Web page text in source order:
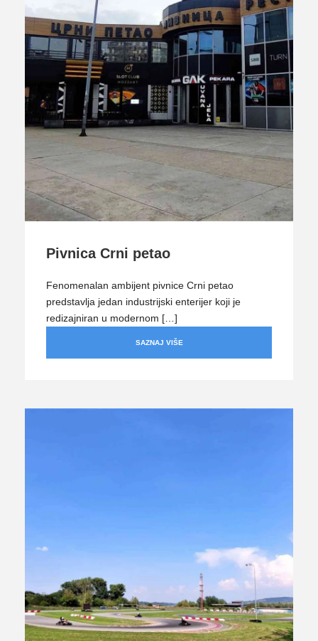
Pivnica Crni petao
Fenomenalan ambijent pivnice Crni petao
predstavlja jedan industrijski enterijer koji je
redizajniran u modernom […]
SAZNAJ VIŠE